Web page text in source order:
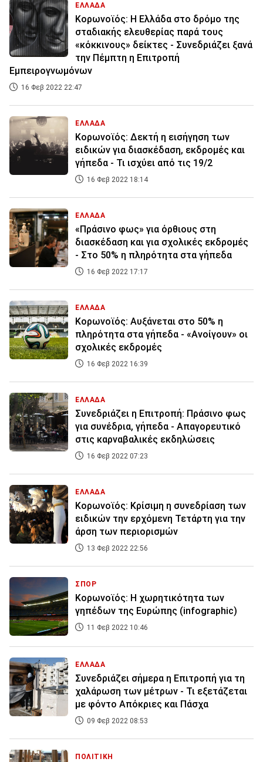
ΕΛΛΑΔΑ
Κορωνοϊός: Η Ελλάδα στο δρόμο της
σταδιακής ελευθερίας παρά τους
«κόκκινους» δείκτες - Συνεδριάζει ξανά
την Πέμπτη η Επιτροπή
Εμπειρογνωμόνων
16 Φεβ 2022 22:47
ΕΛΛΑΔΑ
Κορωνοϊός: Δεκτή η εισήγηση των
ειδικών για διασκέδαση, εκδρομές και
γήπεδα - Τι ισχύει από τις 19/2
16 Φεβ 2022 18:14
ΕΛΛΑΔΑ
«Πράσινο φως» για όρθιους στη
διασκέδαση και για σχολικές εκδρομές
- Στο 50% η πληρότητα στα γήπεδα
16 Φεβ 2022 17:17
ΕΛΛΑΔΑ
Κορωνοϊός: Αυξάνεται στο 50% η
πληρότητα στα γήπεδα - «Ανοίγουν» οι
σχολικές εκδρομές
16 Φεβ 2022 16:39
ΕΛΛΑΔΑ
Συνεδριάζει η Επιτροπή: Πράσινο φως
για συνέδρια, γήπεδα - Απαγορευτικό
στις καρναβαλικές εκδηλώσεις
16 Φεβ 2022 07:23
ΕΛΛΑΔΑ
Κορωνοϊός: Κρίσιμη η συνεδρίαση των
ειδικών την ερχόμενη Τετάρτη για την
άρση των περιορισμών
13 Φεβ 2022 22:56
ΣΠΟΡ
Κορωνοϊός: Η χωρητικότητα των
γηπέδων της Ευρώπης (infographic)
11 Φεβ 2022 10:46
ΕΛΛΑΔΑ
Συνεδριάζει σήμερα η Επιτροπή για τη
χαλάρωση των μέτρων - Τι εξετάζεται
με φόντο Απόκριες και Πάσχα
09 Φεβ 2022 08:53
ΠΟΛΙΤΙΚΗ